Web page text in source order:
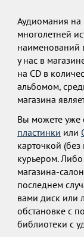
Аудиомания на
многолетней
наименований
у нас в
на CD в
альбомом,
магазина
Вы можете уже
пластинки или
карточкой
курьером. Либо
магазина-
последнем
вами диск или
обстановке с
библиотеки с